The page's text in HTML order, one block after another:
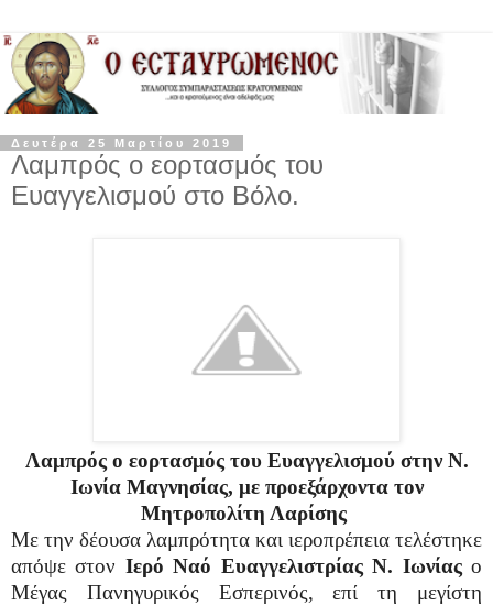
Δευτέρα 25 Μαρτίου 2019
Λαμπρός ο εορτασμός του
Ευαγγελισμού στο Βόλο.
Λαμπρός ο εορτασμός του Ευαγγελισμού στην Ν.
Ιωνία Μαγνησίας, με προεξάρχοντα τον
Μητροπολίτη Λαρίσης
Με την δέουσα λαμπρότητα και ιεροπρέπεια τελέστηκε
απόψε στον Ιερό Ναό Ευαγγελιστρίας Ν. Ιωνίαςο
Μέγας Πανηγυρικός Εσπερινός, επί τη μεγίστη